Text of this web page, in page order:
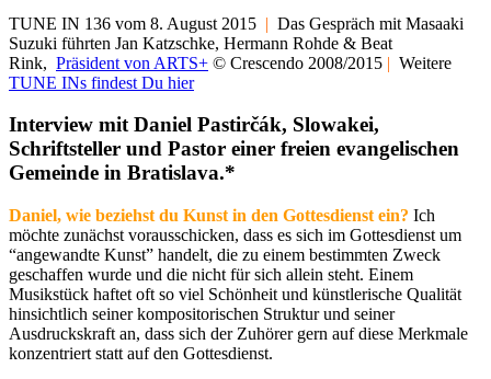
TUNE IN 136 vom 8. August 2015 | Das Gespräch mit Masaaki
Suzuki führten Jan Katzschke, Hermann Rohde & Beat
Rink, Präsident von ARTS+ © Crescendo 2008/2015 | Weitere
TUNE INs findest Du hier
Interview mit Daniel Pastirčák, Slowakei,
Schriftsteller und Pastor einer freien evangelischen
Gemeinde in Bratislava.*
Daniel, wie beziehst du Kunst in den Gottesdienst ein? Ich
möchte zunächst vorausschicken, dass es sich im Gottesdienst um
“angewandte Kunst” handelt, die zu einem bestimmten Zweck
geschaffen wurde und die nicht für sich allein steht. Einem
Musikstück haftet oft so viel Schönheit und künstlerische Qualität
hinsichtlich seiner kompositorischen Struktur und seiner
Ausdruckskraft an, dass sich der Zuhörer gern auf diese Merkmale
konzentriert statt auf den Gottesdienst.